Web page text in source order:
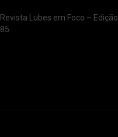
Revista Lubes em Foco – Edição
85